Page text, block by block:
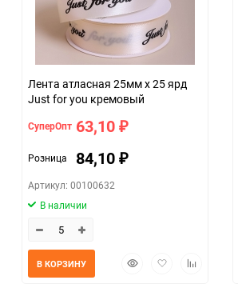
Размер
07c4e68a_b330_11f0_8cc3_b03af2b6059f
Лента атласная 25мм х 25 ярд
Just for you кремовый
СуперОпт 63,10 ₽
Розница 84,10 ₽
Артикул: 00100632
В наличии
БыстрыйДобавитьДобавить
В КОРЗИНУ